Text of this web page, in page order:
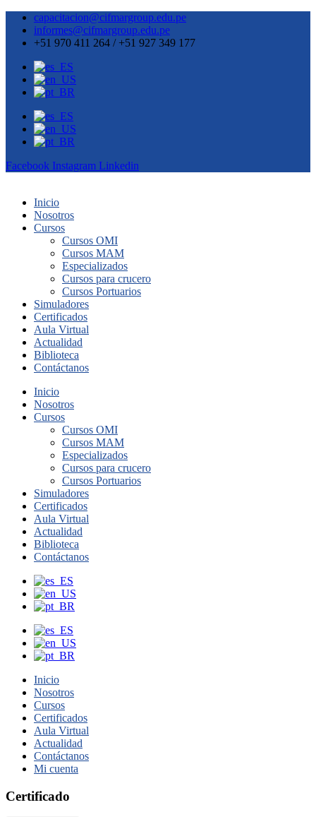
capacitacion@cifmargroup.edu.pe
informes@cifmargroup.edu.pe
+51 970 411 264 / +51 927 349 177
Facebook Instagram Linkedin
Inicio
Nosotros
Cursos
Cursos OMI
Cursos MAM
Especializados
Cursos para crucero
Cursos Portuarios
Simuladores
Certificados
Aula Virtual
Actualidad
Biblioteca
Contáctanos
Inicio
Nosotros
Cursos
Cursos OMI
Cursos MAM
Especializados
Cursos para crucero
Cursos Portuarios
Simuladores
Certificados
Aula Virtual
Actualidad
Biblioteca
Contáctanos
Inicio
Nosotros
Cursos
Certificados
Aula Virtual
Actualidad
Contáctanos
Mi cuenta
Certificado